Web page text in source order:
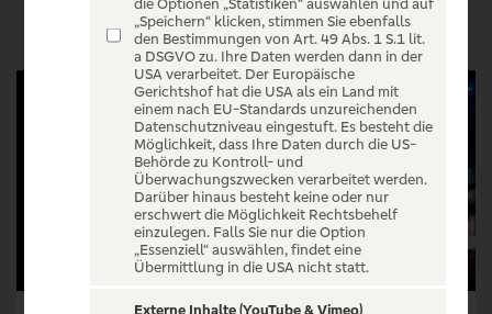
die Optionen „Statistiken“ auswählen und auf
„Speichern“ klicken, stimmen Sie ebenfalls
den Bestimmungen von Art. 49 Abs. 1 S.1 lit.
a DSGVO zu. Ihre Daten werden dann in der
USA verarbeitet. Der Europäische
Gerichtshof hat die USA als ein Land mit
einem nach EU-Standards unzureichenden
Datenschutzniveau eingestuft. Es besteht die
Möglichkeit, dass Ihre Daten durch die US-
Behörde zu Kontroll- und
Überwachungszwecken verarbeitet werden.
Darüber hinaus besteht keine oder nur
erschwert die Möglichkeit Rechtsbehelf
einzulegen. Falls Sie nur die Option
„Essenziell“ auswählen, findet eine
Übermittlung in die USA nicht statt.